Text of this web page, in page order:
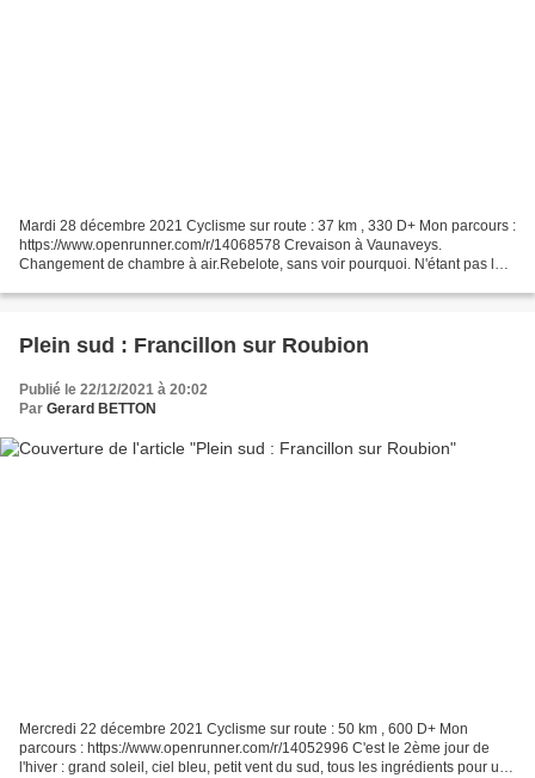
Mardi 28 décembre 2021 Cyclisme sur route : 37 km , 330 D+ Mon parcours :
https://www.openrunner.com/r/14068578 Crevaison à Vaunaveys.
Changement de chambre à air.Rebelote, sans voir pourquoi. N'étant pas loin
Plein sud : Francillon sur Roubion
Publié le 22/12/2021 à 20:02
Par Gerard BETTON
Mercredi 22 décembre 2021 Cyclisme sur route : 50 km , 600 D+ Mon
parcours : https://www.openrunner.com/r/14052996 C'est le 2ème jour de
l'hiver : grand soleil, ciel bleu, petit vent du sud, tous les ingrédients pour une